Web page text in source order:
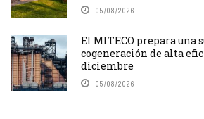
05/08/2026
El MITECO prepara una
cogeneración de alta
diciembre
05/08/2026